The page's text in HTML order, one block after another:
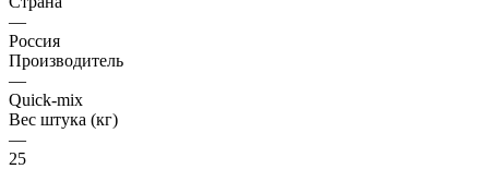
—
Россия
Производитель
—
Quick-mix
Вес штука (кг)
—
25